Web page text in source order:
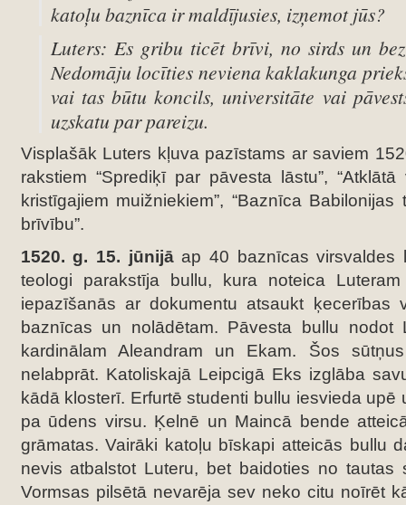
katoļu baznīca ir maldījusies, izņemot jūs?
Luters: Es gribu ticēt brīvi, no sirds un
Nedomāju locīties neviena kaklakunga
vai tas būtu koncils, universitāte vai
uzskatu par pareizu.
Visplašāk Luters kļuva pazīstams ar saviem
rakstiem “Sprediķī par pāvesta lāstu”,
kristīgajiem muižniekiem”, “Baznīca Babilonijas
brīvību”.
1520. g. 15. jūnijāap 40 baznīcas virsvaldes
teologi parakstīja bullu, kura noteica
iepazīšanās ar dokumentu atsaukt ķecerības
baznīcas un nolādētam. Pāvesta bullu nodot
kardinālam Aleandram un Ekam. Šos
nelabprāt. Katoliskajā Leipcigā Eks izglāba
kādā klosterī. Erfurtē studenti bullu iesvieda upē
pa ūdens virsu. Ķelnē un Maincā bende
grāmatas. Vairāki katoļu bīskapi atteicās bullu
nevis atbalstot Luteru, bet baidoties no tautas
Vormsas pilsētā nevarēja sev neko citu noīrēt